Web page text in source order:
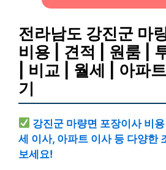
전라남도 강진군 마
비용 | 견적 | 원룸 |
| 비교 | 월세 | 아파
기
강진군 마량면 포장이사 비
세 이사, 아파트 이사 등 다양한
보세요!